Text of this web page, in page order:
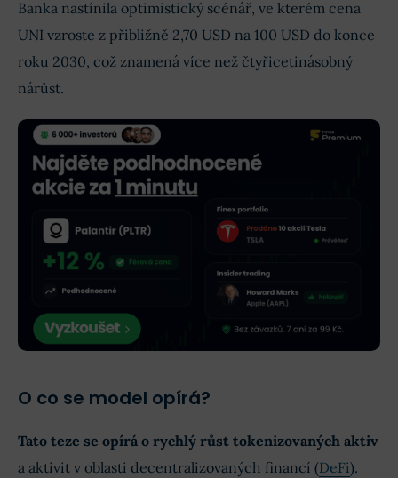
Banka nastínila optimistický scénář, ve kterém cena
UNI vzroste z přibližně 2,70 USD na 100 USD do konce
roku 2030, což znamená více než čtyřicetinásobný
nárůst.
O co se model opírá?
Tato teze se opírá o rychlý růst tokenizovaných aktiv
a aktivit v oblasti decentralizovaných financí (DeFi).